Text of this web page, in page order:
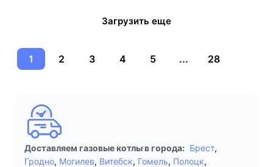
Загрузить еще
1 2 3 4 5 ... 28
Доставляем газовые котлы в города: Брест,
Гродно, Могилев, Витебск, Гомель, Полоцк,